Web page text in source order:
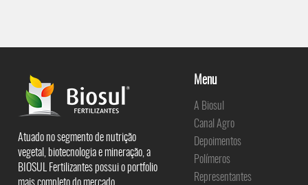
Atuado no segmento de nutrição
vegetal, biotecnologia e mineração, a
BIOSUL Fertilizantes possui o portfolio
Menu
A Biosul
Canal Agro
Depoimentos
Polímeros
Representantes